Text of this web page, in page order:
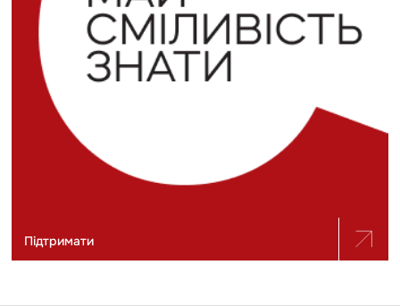
Підтримати